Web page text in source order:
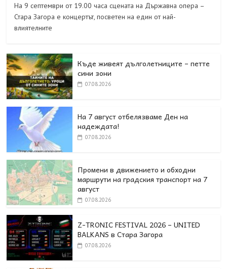
На 9 септември от 19.00 часа сцената на Държавна опера –
Стара Загора е концертът, посветен на един от най-
влиятелните
Къде живеят дълголетниците – петте
сини зони
07.08.2026
На 7 август отбелязваме Ден на
надеждата!
07.08.2026
Промени в движението и обходни
маршрути на градския транспорт на 7
август
07.08.2026
Z-TRONIC FESTIVAL 2026 – UNITED
BALKANS в Стара Загора
07.08.2026